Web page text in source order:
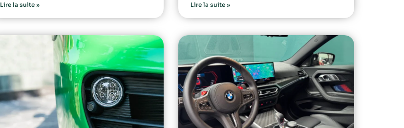
Lire la suite » Lire la suite »